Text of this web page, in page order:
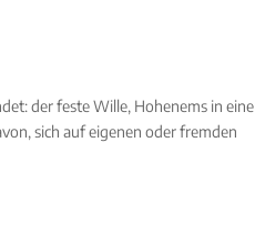
der feste Wille, Hohenems in eine
sich auf eigenen oder fremden